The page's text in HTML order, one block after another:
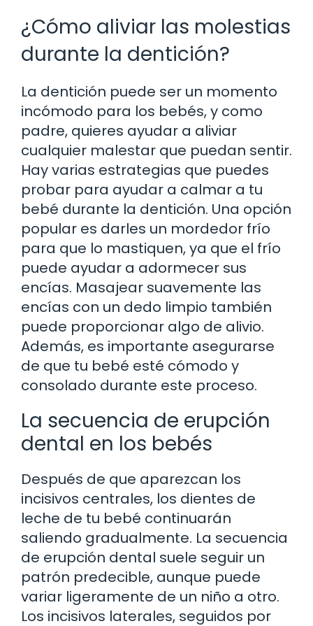
¿Cómo aliviar las molestias
durante la dentición?
La dentición puede ser un momento
incómodo para los bebés, y como
padre, quieres ayudar a aliviar
cualquier malestar que puedan sentir.
Hay varias estrategias que puedes
probar para ayudar a calmar a tu
bebé durante la dentición. Una opción
popular es darles un mordedor frío
para que lo mastiquen, ya que el frío
puede ayudar a adormecer sus
encías. Masajear suavemente las
encías con un dedo limpio también
puede proporcionar algo de alivio.
Además, es importante asegurarse
de que tu bebé esté cómodo y
consolado durante este proceso.
La secuencia de erupción
dental en los bebés
Después de que aparezcan los
incisivos centrales, los dientes de
leche de tu bebé continuarán
saliendo gradualmente. La secuencia
de erupción dental suele seguir un
patrón predecible, aunque puede
variar ligeramente de un niño a otro.
Los incisivos laterales, seguidos por